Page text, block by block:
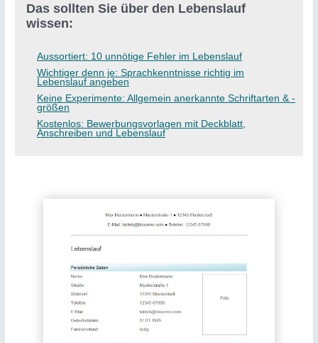
Das sollten Sie über den Lebenslauf
wissen:
Aussortiert: 10 unnötige Fehler im Lebenslauf
Wichtiger denn je: Sprachkenntnisse richtig im
Lebenslauf angeben
Keine Experimente: Allgemein anerkannte Schriftarten & -
größen
Kostenlos: Bewerbungsvorlagen mit Deckblatt,
Anschreiben und Lebenslauf